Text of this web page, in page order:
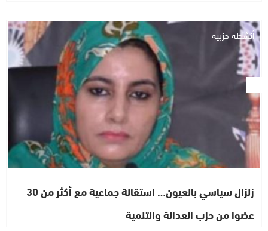
أنشطة حزبية
زلزال سياسي بالعيون… استقالة جماعية مع أكثر من 30
عضوا من حزب العدالة والتنمية